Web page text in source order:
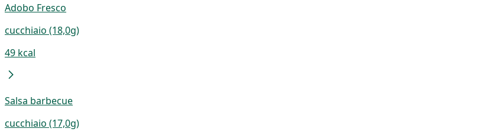
Adobo Fresco
cucchiaio (18,0g)
49 kcal
Salsa barbecue
cucchiaio (17,0g)